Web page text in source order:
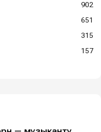
902
651
315
157